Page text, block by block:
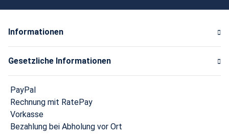
Informationen
Gesetzliche Informationen
PayPal
Rechnung mit RatePay
Vorkasse
Bezahlung bei Abholung vor Ort